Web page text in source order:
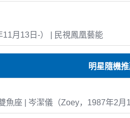
11月13日-） | 民視鳳凰藝能
明星隨機
魚座 | 岑潔儀（Zoey，1987年2月